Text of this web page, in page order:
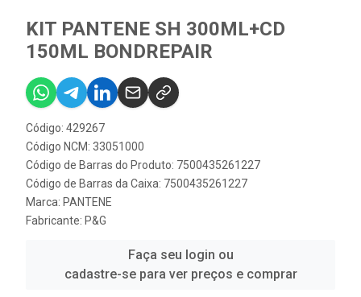
KIT PANTENE SH 300ML+CD
150ML BONDREPAIR
Código: 429267
Código NCM: 33051000
Código de Barras do Produto: 7500435261227
Código de Barras da Caixa: 7500435261227
Marca: PANTENE
Fabricante: P&G
Faça seu login ou
cadastre-se para ver preços e comprar